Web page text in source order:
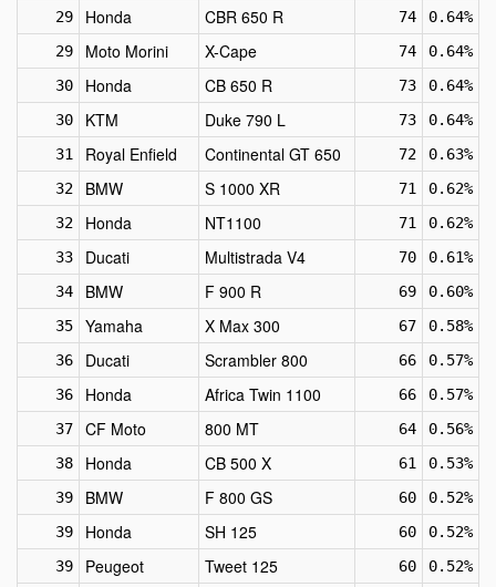
29 Honda CBR 650 R 74
0.64%
29
Moto Morini X-Cape 74
0.64%
30
Honda CB 650 R 73
0.64%
30
KTM Duke 790 L 73
0.64%
31
Royal Enfield Continental GT 650 72
0.63%
32
BMW S 1000 XR 71
0.62%
32
Honda NT1100 71
0.62%
33
Ducati Multistrada V4 70
0.61%
34
BMW F 900 R 69
0.60%
35
Yamaha X Max 300 67
0.58%
36
Ducati Scrambler 800 66
0.57%
36
Honda Africa Twin 1100 66
0.57%
37
CF Moto 800 MT 64
0.56%
38
Honda CB 500 X 61
0.53%
39
BMW F 800 GS 60
0.52%
39
Honda SH 125 60
0.52%
39
Peugeot Tweet 125 60
0.52%